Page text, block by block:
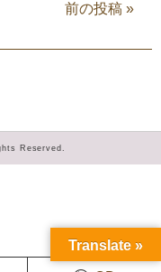
前の投稿 »
Reserved.
Translate »